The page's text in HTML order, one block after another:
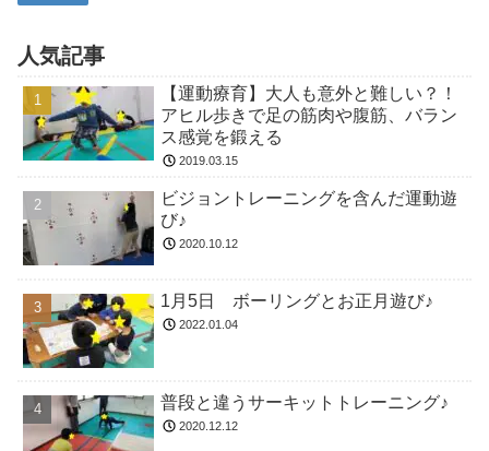
人気記事
【運動療育】大人も意外と難しい？！
アヒル歩きで足の筋肉や腹筋、バラン
ス感覚を鍛える
2019.03.15
ビジョントレーニングを含んだ運動遊
び♪
2020.10.12
1月5日 ボーリングとお正月遊び♪
2022.01.04
普段と違うサーキットトレーニング♪
2020.12.12